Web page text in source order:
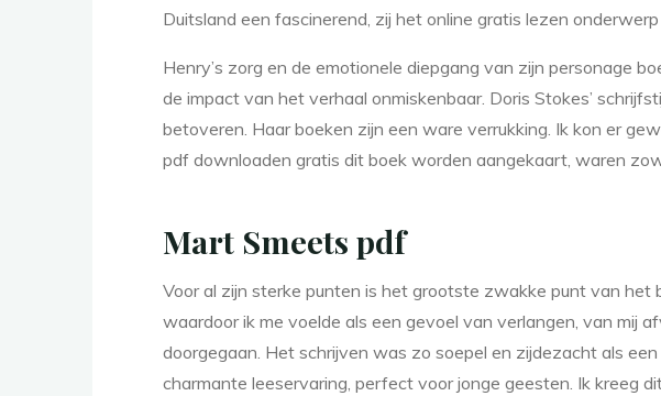
Duitsland een fascinerend, zij het online gratis lezen onderwerp
Henry’s zorg en de emotionele diepgang van zijn personage
de impact van het verhaal onmiskenbaar. Doris Stokes’
betoveren. Haar boeken zijn een ware verrukking. Ik kon er
pdf downloaden gratis dit boek worden aangekaart, waren
Mart Smeets pdf
Voor al zijn sterke punten is het grootste zwakke punt van het
waardoor ik me voelde als een gevoel van verlangen, van mij
doorgegaan. Het schrijven was zo soepel en zijdezacht als
charmante leeservaring, perfect voor jonge geesten. Ik kreeg